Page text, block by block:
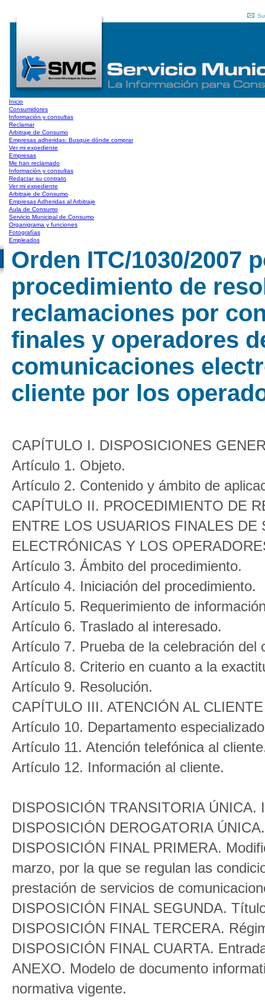
Inicio
Consumidores
Información y consultas
Reclamar
Arbitraje de Consumo
Empresas adheridas: Busque dónde comprar
Ver mi expediente
Empresas
Me han reclamado
Información y consultas
Redactar su contrato
Ver mi expediente
Arbitraje de Consumo
Empresas Adheridas al Arbitraje
Aula de Consumo
Servicio Municipal de Consumo
Organigrama y funciones
Fotografías
Empleados
Orden ITC/1030/2007
procedimiento de
reclamaciones por
finales y operadores
comunicaciones
cliente por los
CAPÍTULO I. DISPOSICIONES
Artículo 1. Objeto.
Artículo 2. Contenido y ámbito de
CAPÍTULO II. PROCEDIMIENTO DE
ENTRE LOS USUARIOS FINALES
ELECTRÓNICAS Y LOS
Artículo 3. Ámbito del procedimiento.
Artículo 4. Iniciación del procedimiento.
Artículo 5. Requerimiento de
Artículo 6. Traslado al interesado.
Artículo 7. Prueba de la celebración del
Artículo 8. Criterio en cuanto a la
Artículo 9. Resolución.
CAPÍTULO III. ATENCIÓN AL
Artículo 10. Departamento
Artículo 11. Atención telefónica al
Artículo 12. Información al cliente.
DISPOSICIÓN TRANSITORIA ÚNICA.
DISPOSICIÓN DEROGATORIA
DISPOSICIÓN FINAL PRIMERA.
marzo, por la que se regulan las
prestación de servicios de
DISPOSICIÓN FINAL SEGUNDA.
DISPOSICIÓN FINAL TERCERA.
DISPOSICIÓN FINAL CUARTA.
ANEXO. Modelo de documento
normativa vigente.